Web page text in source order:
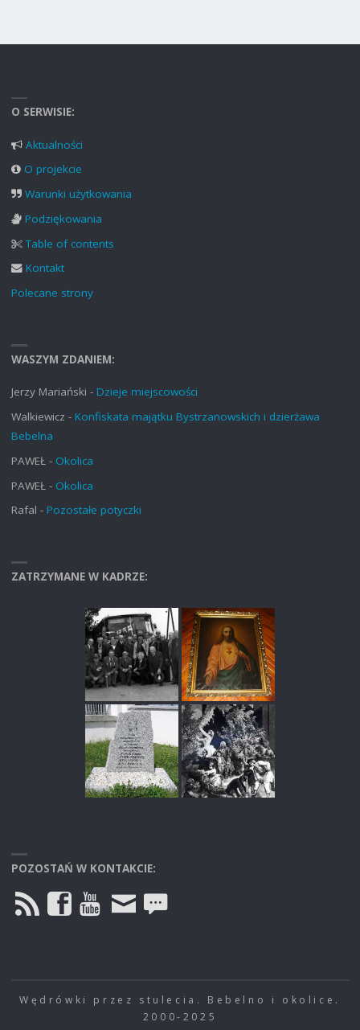
O SERWISIE:
Aktualności
O projekcie
Warunki użytkowania
Podziękowania
Table of contents
Kontakt
Polecane strony
WASZYM ZDANIEM:
Jerzy Mariański - Dzieje miejscowości
Walkiewicz - Konfiskata majątku Bystrzanowskich i dzierżawa
Bebelna
PAWEŁ- Okolica
PAWEŁ- Okolica
Rafal - Pozostałe potyczki
ZATRZYMANE W KADRZE:
POZOSTAŃ W KONTAKCIE:
Wędrówki przez stulecia. Bebelno i okolice.
2000-2025